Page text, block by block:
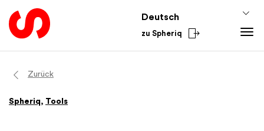
Deutsch
zu Spheriq
Verzeichnis
Zurück
Spheriq, Tools